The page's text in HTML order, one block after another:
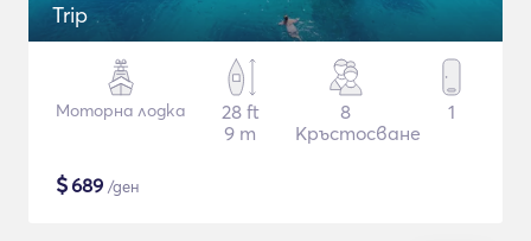
Trip
Моторна лодка
28 ft
9 m
8
Кръстосване
1
$689 /ден